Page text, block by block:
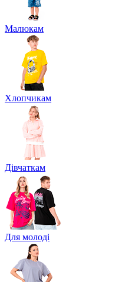
Малюкам
Хлопчикам
Дівчаткам
Для молоді